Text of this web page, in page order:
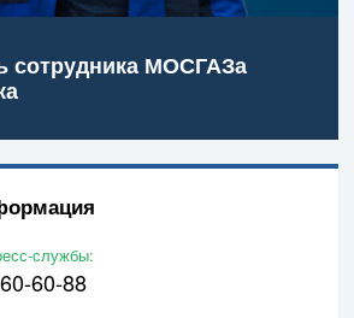
сотрудника МОСГАЗа
службы:
60-88